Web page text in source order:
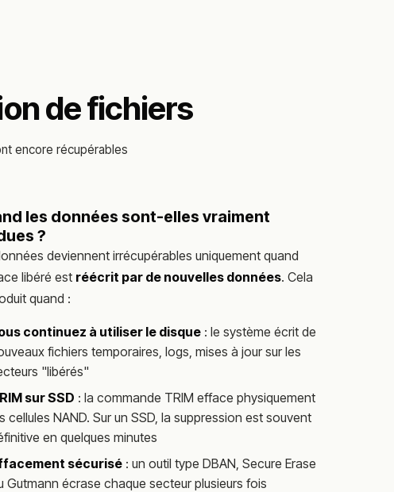
de fichiers
encore récupérables
les données sont-elles vraiment
?
deviennent irrécupérables uniquement quand
libéré est réécrit par de nouvelles données. Cela
quand :
continuez à utiliser le disque : le système écrit de
fichiers temporaires, logs, mises à jour sur les
"libérés"
sur SSD : la commande TRIM efface physiquement
cellules NAND. Sur un SSD, la suppression est souvent
en quelques minutes
sécurisé : un outil type DBAN, Secure Erase
Gutmann écrase chaque secteur plusieurs fois